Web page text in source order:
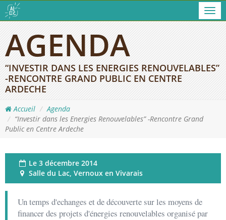
AGENDA
“INVESTIR DANS LES ENERGIES RENOUVELABLES”
-RENCONTRE GRAND PUBLIC EN CENTRE
ARDECHE
Accueil
Agenda
“Investir dans les Energies Renouvelables” -Rencontre Grand
Public en Centre Ardeche
Le 3 décembre 2014
Salle du Lac, Vernoux en Vivarais
Un temps d'echanges et de découverte sur les moyens de
financer des projets d'énergies renouvelables organisé par